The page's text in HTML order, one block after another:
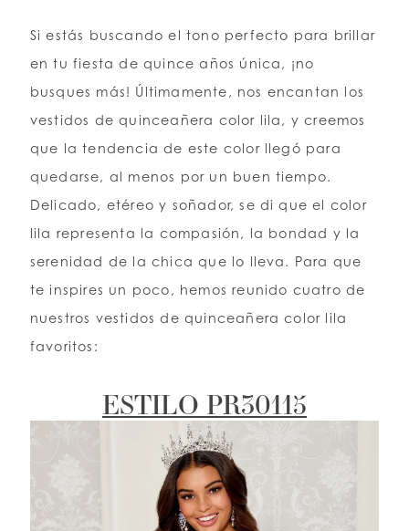
LISTA DE DESEOS
ESPAÑOL
Si estás buscando el tono perfecto para brillar
en tu fiesta de quince años única, ¡no
busques más! Últimamente, nos encantan los
vestidos de quinceañera color lila, y creemos
que la tendencia de este color llegó para
quedarse, al menos por un buen tiempo.
Delicado, etéreo y soñador, se di que el color
lila representa la compasión, la bondad y la
serenidad de la chica que lo lleva. Para que
te inspires un poco, hemos reunido cuatro de
nuestros vestidos de quinceañera color lila
favoritos:
ESTILO PR30115